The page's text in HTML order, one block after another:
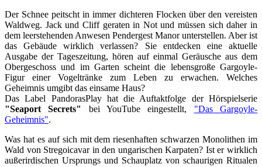
Der Schnee peitscht in immer dichteren Flocken über den vereisten
Waldweg. Jack und Cliff geraten in Not und müssen sich daher in
dem leerstehenden Anwesen Pendergest Manor unterstellen. Aber ist
das Gebäude wirklich verlassen? Sie entdecken eine aktuelle
Ausgabe der Tageszeitung, hören auf einmal Geräusche aus dem
Obergeschoss und im Garten scheint die lebensgroße Gargoyle-
Figur einer Vogeltränke zum Leben zu erwachen. Welches
Geheimnis umgibt das einsame Haus?
Das Label PandorasPlay hat die Auftaktfolge der Hörspielserie
"Seaport Secrets"
bei YouTube eingestellt, "Das Gargoyle-
Geheimnis".
Was hat es auf sich mit dem riesenhaften schwarzen Monolithen im
Wald von Stregoicavar in den ungarischen Karpaten? Ist er wirklich
außerirdischen Ursprungs und Schauplatz von schaurigen Ritualen